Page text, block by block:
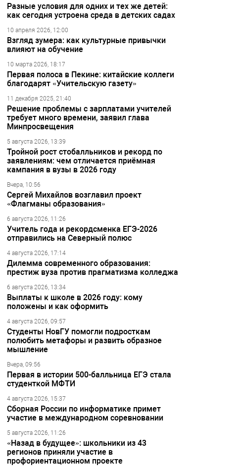
Разные условия для одних и тех же детей:
как сегодня устроена среда в детских садах
10 апреля 2026, 12:00
Взгляд зумера: как культурные привычки
влияют на обучение
10 марта 2026, 18:17
Первая полоса в Пекине: китайские коллеги
благодарят «Учительскую газету»
11 декабря 2025, 21:40
Решение проблемы с зарплатами учителей
требует много времени, заявил глава
Минпросвещения
5 августа 2026, 13:39
Тройной рост стобалльников и рекорд по
заявлениям: чем отличается приёмная
кампания в вузы в 2026 году
Вчера, 10:56
Сергей Михайлов возглавил проект
«Флагманы образования»
6 августа 2026, 11:26
Учитель года и рекордсменка ЕГЭ-2026
отправились на Северный полюс
4 августа 2026, 17:14
Дилемма современного образования:
престиж вуза против прагматизма колледжа
6 августа 2026, 13:34
Выплаты к школе в 2026 году: кому
положены и как оформить
4 августа 2026, 09:57
Студенты НовГУ помогли подросткам
полюбить метафоры и развить образное
мышление
Вчера, 09:56
Первая в истории 500-балльница ЕГЭ стала
студенткой МФТИ
4 августа 2026, 15:37
Сборная России по информатике примет
участие в международном соревновании
5 августа 2026, 11:26
«Назад в будущее»: школьники из 43
регионов приняли участие в
профориентационном проекте